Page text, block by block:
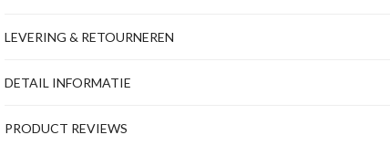
LEVERING & RETOURNEREN
DETAIL INFORMATIE
PRODUCT REVIEWS